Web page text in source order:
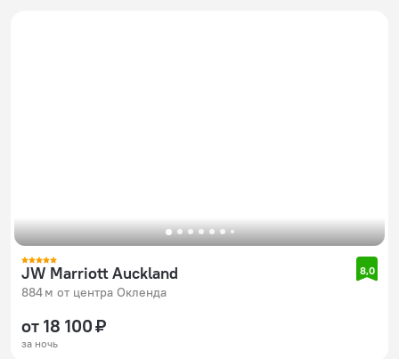
JW Marriott Auckland
884 м от центра Окленда
8,0
от 18 100 ₽
за ночь